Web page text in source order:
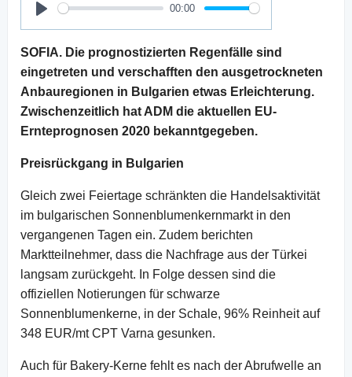
Play
00:00
SOFIA. Die prognostizierten Regenfälle sind
eingetreten und verschafften den ausgetrockneten
Anbauregionen in Bulgarien etwas Erleichterung.
Zwischenzeitlich hat ADM die aktuellen EU-
Ernteprognosen 2020 bekanntgegeben.
Preisrückgang in Bulgarien
Gleich zwei Feiertage schränkten die Handelsaktivität
im bulgarischen Sonnenblumenkernmarkt in den
vergangenen Tagen ein. Zudem berichten
Marktteilnehmer, dass die Nachfrage aus der Türkei
langsam zurückgeht. In Folge dessen sind die
offiziellen Notierungen für schwarze
Sonnenblumenkerne, in der Schale, 96% Reinheit auf
348 EUR/mt CPT Varna gesunken.
Auch für Bakery-Kerne fehlt es nach der Abrufwelle an